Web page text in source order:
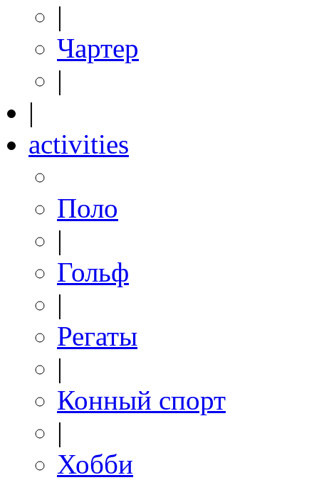
|
Чартер
|
|
activities
Поло
|
Гольф
|
Регаты
|
Конный спорт
|
Хобби